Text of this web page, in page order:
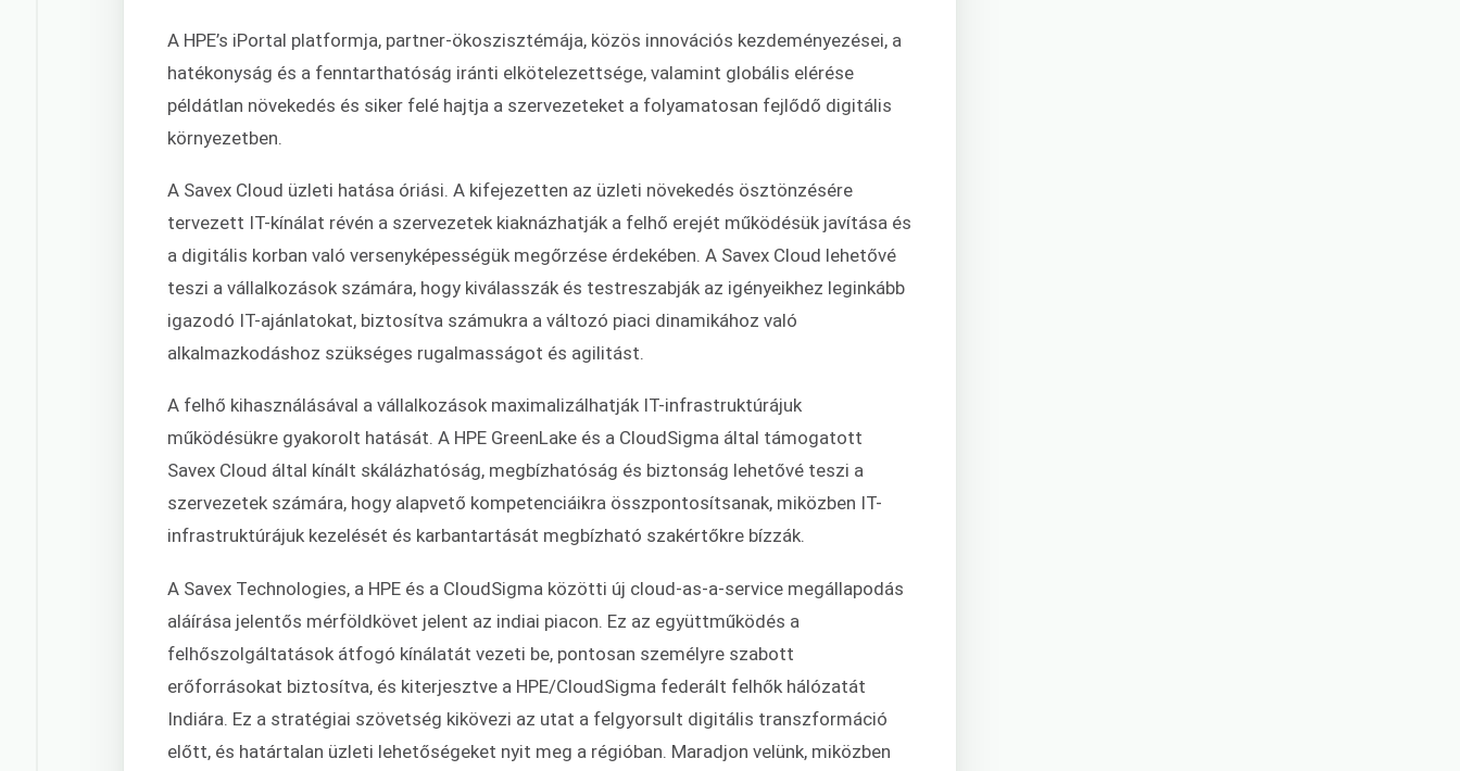
A HPE’s iPortal platformja, partner-ökoszisztémája, közös innovációs kezdeményezései, a
hatékonyság és a fenntarthatóság iránti elkötelezettsége, valamint globális elérése
példátlan növekedés és siker felé hajtja a szervezeteket a folyamatosan fejlődő digitális
környezetben.
A Savex Cloud üzleti hatása óriási. A kifejezetten az üzleti növekedés ösztönzésére
tervezett IT-kínálat révén a szervezetek kiaknázhatják a felhő erejét működésük javítása és
a digitális korban való versenyképességük megőrzése érdekében. A Savex Cloud lehetővé
teszi a vállalkozások számára, hogy kiválasszák és testreszabják az igényeikhez leginkább
igazodó IT-ajánlatokat, biztosítva számukra a változó piaci dinamikához való
alkalmazkodáshoz szükséges rugalmasságot és agilitást.
A felhő kihasználásával a vállalkozások maximalizálhatják IT-infrastruktúrájuk
működésükre gyakorolt hatását. A HPE GreenLake és a CloudSigma által támogatott
Savex Cloud által kínált skálázhatóság, megbízhatóság és biztonság lehetővé teszi a
szervezetek számára, hogy alapvető kompetenciáikra összpontosítsanak, miközben IT-
infrastruktúrájuk kezelését és karbantartását megbízható szakértőkre bízzák.
A Savex Technologies, a HPE és a CloudSigma közötti új cloud-as-a-service megállapodás
aláírása jelentős mérföldkövet jelent az indiai piacon. Ez az együttműködés a
felhőszolgáltatások átfogó kínálatát vezeti be, pontosan személyre szabott
erőforrásokat biztosítva, és kiterjesztve a HPE/CloudSigma federált felhők hálózatát
Indiára. Ez a stratégiai szövetség kikövezi az utat a felgyorsult digitális transzformáció
előtt, és határtalan üzleti lehetőségeket nyit meg a régióban. Maradjon velünk, miközben